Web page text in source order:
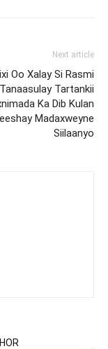
Next article
Oo Xalay Si Rasmi
Tartankii
Ka Dib Kulan
Madaxweyne
Siilaanyo